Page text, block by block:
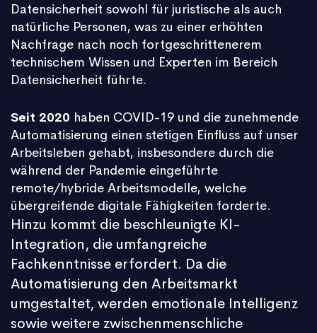
Datensicherheit sowohl für juristische als auch
natürliche Personen, was zu einer erhöhten
Nachfrage nach noch fortgeschrittenerem
technischem Wissen und Experten im Bereich
Datensicherheit führte.
Seit 2020 haben COVID-19 und die zunehmende
Automatisierung einen stetigen Einfluss auf unser
Arbeitsleben gehabt, insbesondere durch die
während der Pandemie eingeführte
remote/hybride Arbeitsmodelle, welche
übergreifende digitale Fähigkeiten forderte.
Hinzu kommt die beschleunigte KI-
Integration, die umfangreiche
Fachkenntnisse erfordert. Da die
Automatisierung den Arbeitsmarkt
umgestaltet, werden emotionale Intelligenz
sowie weitere zwischenmenschliche